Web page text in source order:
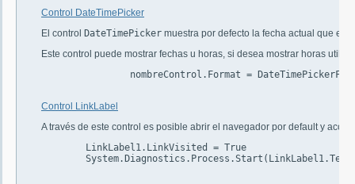
Control DateTimePicker
El control DateTimePicker muestra por defecto la fecha actual que es
Este control puede mostrar fechas u horas, si desea mostrar horas utilice:
Control LinkLabel
A través de este control es posible abrir el navegador por default y
        LinkLabel1.LinkVisited = True